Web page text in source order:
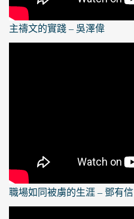
主禱文的實踐 – 吳澤偉
職場如同被虜的生涯 – 鄧有信